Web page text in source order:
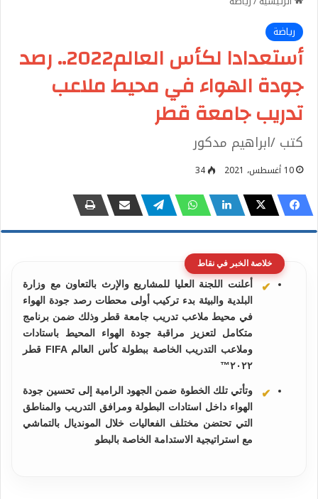
رياضة
أستعدادا لكأس العالم2022.. رصد
جودة الهواء في محيط ملاعب
تدريب جامعة قطر
كتب /ابراهيم مدكور
10 أغسطس، 2021 34
خلاصة الخبر في نقاط
أعلنت اللجنة العليا للمشاريع والإرث بالتعاون مع وزارة
البلدية والبيئة بدء تركيب أولى محطات رصد جودة الهواء
في محيط ملاعب تدريب جامعة قطر وذلك ضمن برنامج
متكامل لتعزيز مراقبة جودة الهواء المحيط باستادات
وملاعب التدريب الخاصة ببطولة كأس العالم FIFA قطر
٢٠٢٢™
وتأتي تلك الخطوة ضمن الجهود الرامية إلى تحسين جودة
الهواء داخل استادات البطولة ومرافق التدريب والمناطق
التي تحتضن مختلف الفعاليات خلال المونديال بالتماشي
مع استراتيجية الاستدامة الخاصة بالبطو